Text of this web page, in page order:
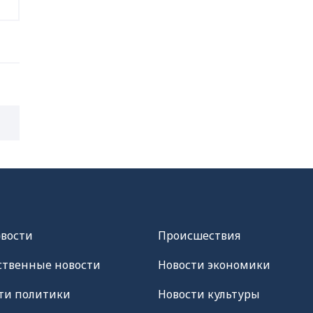
новости
политики
Происшествия
Новости экономики
Новости культуры